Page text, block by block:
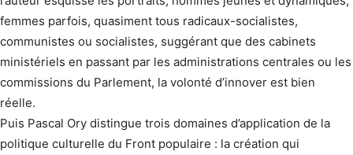
femmes parfois, quasiment tous radicaux-socialistes,
communistes ou socialistes, suggérant que des cabinets
ministériels en passant par les administrations centrales ou les
commissions du Parlement, la volonté d’innover est bien
réelle.
Puis Pascal Ory distingue trois domaines d’application de la
politique culturelle du Front populaire : la création qui